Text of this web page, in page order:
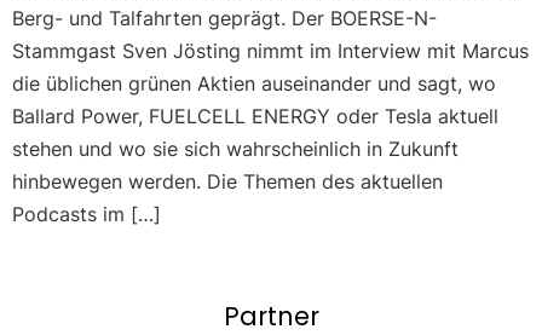
Berg- und Talfahrten geprägt. Der BOERSE-N-
Stammgast Sven Jösting nimmt im Interview mit Marcus
die üblichen grünen Aktien auseinander und sagt, wo
Ballard Power, FUELCELL ENERGY oder Tesla aktuell
stehen und wo sie sich wahrscheinlich in Zukunft
hinbewegen werden. Die Themen des aktuellen
Podcasts im […]
Partner